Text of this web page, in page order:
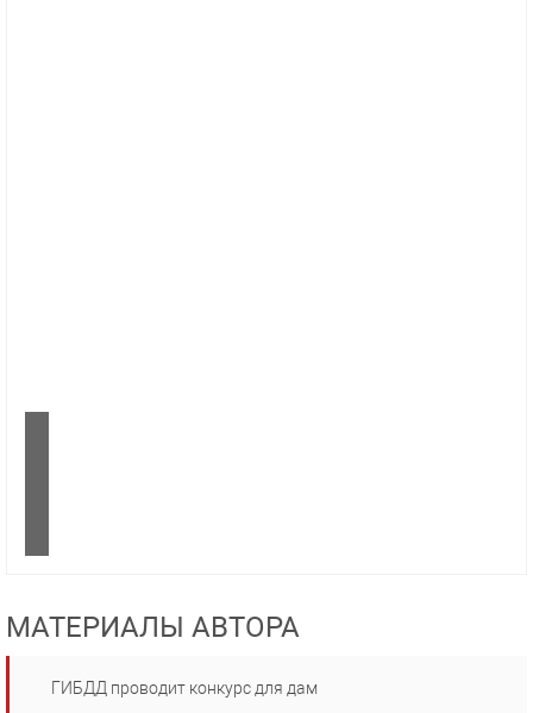
МАТЕРИАЛЫ АВТОРА
ГИБДД проводит конкурс для дам